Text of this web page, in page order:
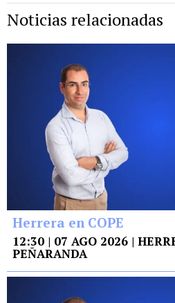
Noticias relacionadas
Herrera en COPE
12:30 | 07 AGO 2026 |
PEÑARANDA